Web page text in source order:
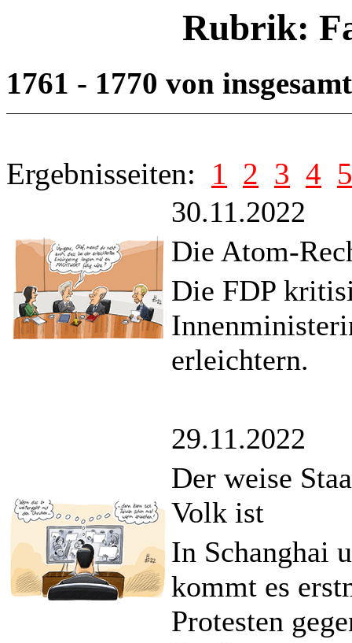
Rubrik:
1761 - 1770 von
Ergebnisseiten: 1 2 3 4 5
30.11.2022
Die Atom-
Die FDP
erleichtern.
29.11.2022
Der weise
Volk ist
In Schanghai
kommt es
Protesten